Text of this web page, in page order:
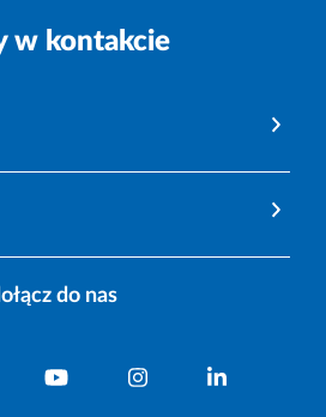
w kontakcie
do nas